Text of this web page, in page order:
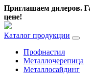
Приглашаем дилеров.
цене!
Каталог продукции
Профнастил
Металлочерепица
Металлосайдинг